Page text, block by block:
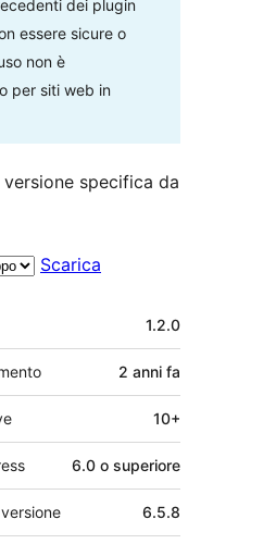
dei plugin
essere sicure o
non è
per siti web in
versione specifica da
Scarica
1.2.0
2 anni fa
10+
6.0 o superiore
6.5.8